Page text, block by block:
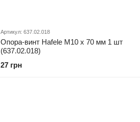
Артикул: 637.02.018
Опора-винт Hafele М10 х 70 мм 1 шт
(637.02.018)
27 грн